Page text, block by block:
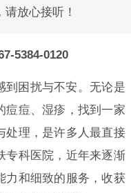
请放心接听！
5384-0120
到困扰与不安。无论是
痘痘、湿疹，找到一家
处理，是许多人最直接
专科医院，近年来逐渐
力和细致的服务，收获